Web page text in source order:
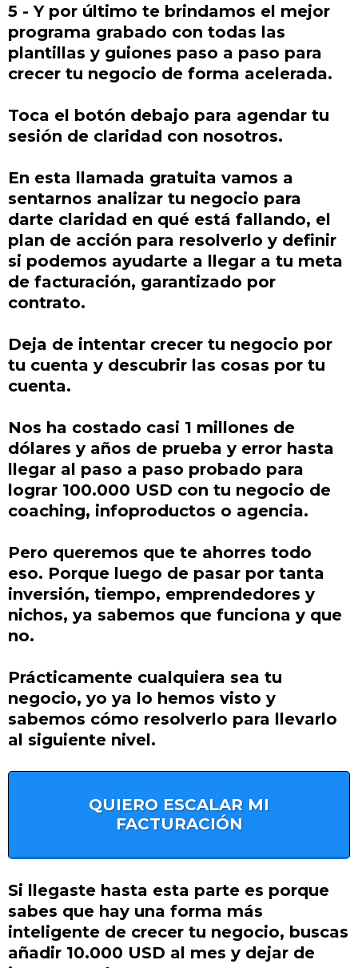
5 - Y por último te brindamos el mejor
programa grabado con todas las
plantillas y guiones paso a paso para
crecer tu negocio de forma acelerada.
Toca el botón debajo para agendar tu
sesión de claridad con nosotros.
En esta llamada gratuita vamos a
sentarnos analizar tu negocio para
darte claridad en qué está fallando, el
plan de acción para resolverlo y definir
si podemos ayudarte a llegar a tu meta
de facturación, garantizado por
contrato.
Deja de intentar crecer tu negocio por
tu cuenta y descubrir las cosas por tu
cuenta.
Nos ha costado casi 1 millones de
dólares y años de prueba y error hasta
llegar al paso a paso probado para
lograr 100.000 USD con tu negocio de
coaching, infoproductos o agencia.
Pero queremos que te ahorres todo
eso. Porque luego de pasar por tanta
inversión, tiempo, emprendedores y
nichos, ya sabemos que funciona y que
no.
Prácticamente cualquiera sea tu
negocio, yo ya lo hemos visto y
sabemos cómo resolverlo para llevarlo
al siguiente nivel.
QUIERO ESCALAR MI
FACTURACIÓN
Si llegaste hasta esta parte es porque
sabes que hay una forma más
inteligente de crecer tu negocio, buscas
añadir 10.000 USD al mes y dejar de